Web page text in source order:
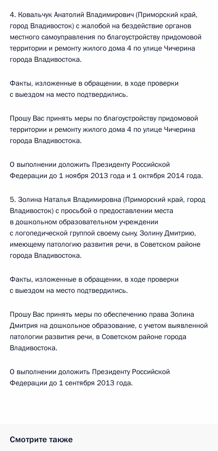
4. Ковальчук Анатолий Владимирович (Приморский край,
город Владивосток) с жалобой на бездействие органов
местного самоуправления по благоустройству придомовой
территории и ремонту жилого дома 4 по улице Чичерина
города Владивостока.
Факты, изложенные в обращении, в ходе проверки
с выездом на место подтвердились.
Прошу Вас принять меры по благоустройству придомовой
территории и ремонту жилого дома 4 по улице Чичерина
города Владивостока.
О выполнении доложить Президенту Российской
Федерации до 1 ноября 2013 года и 1 октября 2014 года.
5. Золина Наталья Владимировна (Приморский край, город
Владивосток) с просьбой о предоставлении места
в дошкольном образовательном учреждении
с логопедической группой своему сыну, Золину Дмитрию,
имеющему патологию развития речи, в Советском районе
города Владивостока.
Факты, изложенные в обращении, в ходе проверки
с выездом на место подтвердились.
Прошу Вас принять меры по обеспечению права Золина
Дмитрия на дошкольное образование, с учетом выявленной
патологии развития речи, в Советском районе города
Владивостока.
О выполнении доложить Президенту Российской
Федерации до 1 сентября 2013 года.
Смотрите также